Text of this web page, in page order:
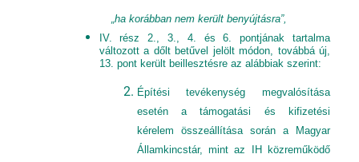
„ha korábban nem került benyújtásra”,
IV. rész 2., 3., 4. és 6. pontjának tartalma
változott a dőlt betűvel jelölt módon, továbbá új,
13. pont került beillesztésre az alábbiak szerint:
Építési tevékenység megvalósítása
esetén a támogatási és kifizetési
kérelem összeállítása során a Magyar
Államkincstár, mint az IH közreműködő